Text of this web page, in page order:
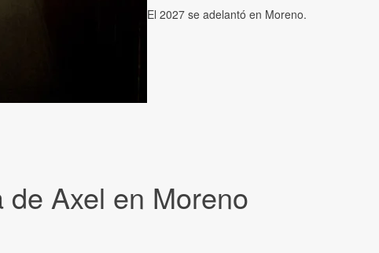
Axel en Moreno
El 2027 se adelantó en Moreno.